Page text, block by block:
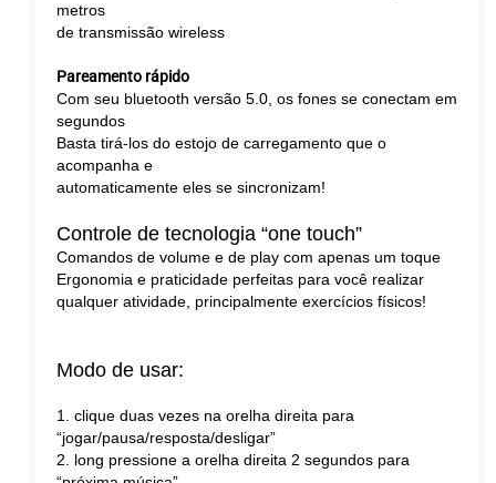
metros
de transmissão wireless
Pareamento rápido
Com seu bluetooth versão 5.0, os fones se conectam em
segundos
Basta tirá-los do estojo de carregamento que o
acompanha e
automaticamente eles se sincronizam!
Controle de tecnologia “one touch”
Comandos de volume e de play com apenas um toque
Ergonomia e praticidade perfeitas para você realizar
qualquer atividade, principalmente exercícios físicos!
Modo de usar:
1. clique duas vezes na orelha direita para
“jogar/pausa/resposta/desligar”
2. long pressione a orelha direita 2 segundos para